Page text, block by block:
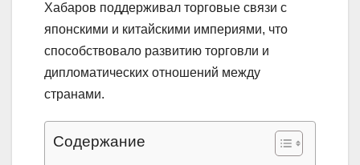
Хабаров поддерживал торговые связи с
японскими и китайскими империями, что
способствовало развитию торговли и
дипломатических отношений между
странами.
Содержание